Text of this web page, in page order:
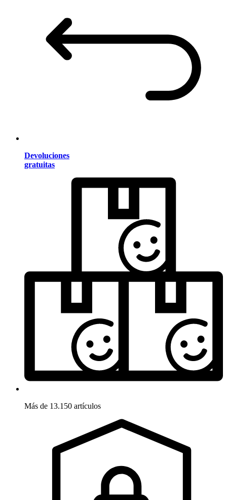
Devoluciones
gratuitas
Más de 13.150 artículos